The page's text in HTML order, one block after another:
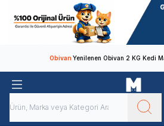
ObivanYenilenen Obivan 2 KG Kedi